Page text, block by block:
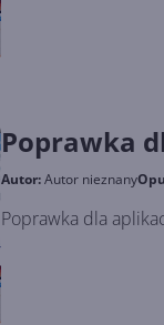
Poprawka
Autor:Autor nieznany
Poprawka dla